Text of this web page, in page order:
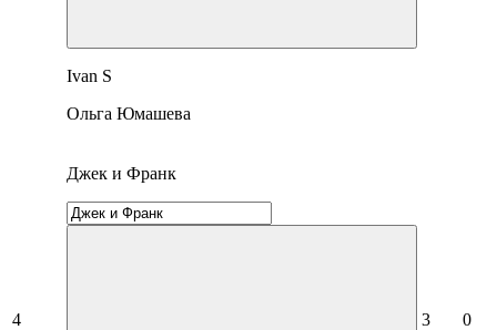
Ivan S
Ольга Юмашева
4
Джек и Франк
3 0